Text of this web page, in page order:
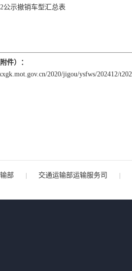
撤销车型汇总表
件）：
2020/jigou/ysfws/202412/
部 交通运输部运输服务司